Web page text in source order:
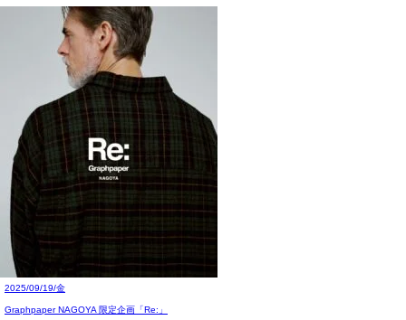
2025/09/19/金
Graphpaper NAGOYA 限定企画「Re:」